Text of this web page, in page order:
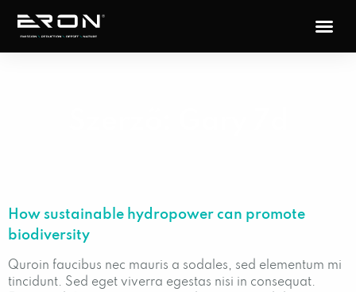
How sustainable hydropower can promote
biodiversity
Quroin faucibus nec mauris a sodales, sed elementum mi
tincidunt. Sed eget viverra egestas nisi in consequat.